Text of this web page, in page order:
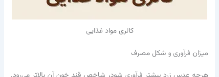
کالری مواد غذایی
میزان فرآوری و شکل مصرف